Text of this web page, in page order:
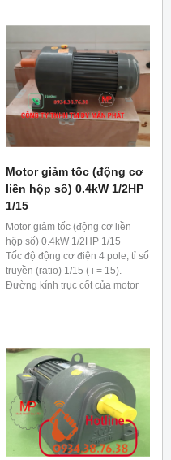
Motor giảm tốc (động cơ
liền hộp số) 0.4kW 1/2HP
1/15
Motor giảm tốc (động cơ liền
hộp số) 0.4kW 1/2HP 1/15
Tốc độ động cơ điện 4 pole, tỉ số
truyền (ratio) 1/15 ( i = 15).
Đường kính trục cốt của motor